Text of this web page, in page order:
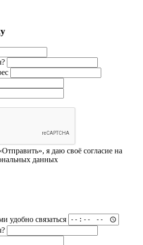
я даю своё согласие на
данных
удобно связаться